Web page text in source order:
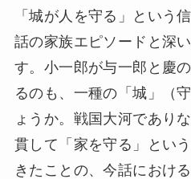
「城が人を守る」とい
話の家族エピソードと深
す。小一郎が与一郎と慶
るのも、一種の「城」（
ょうか。戦国大河であり
貫して「家を守る」とい
きたことの、今話におけ